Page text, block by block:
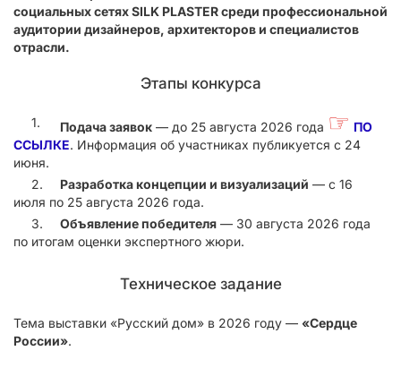
социальных сетях SILK PLASTER среди профессиональной
аудитории дизайнеров, архитекторов и специалистов
отрасли.
Этапы конкурса
Подача заявок — до 25 августа 2026 года ☞ ПО
ССЫЛКЕ. Информация об участниках публикуется с 24
июня.
Разработка концепции и визуализаций — с 16
июля по 25 августа 2026 года.
Объявление победителя — 30 августа 2026 года
по итогам оценки экспертного жюри.
Техническое задание
Тема выставки «Русский дом» в 2026 году — «Сердце
России».